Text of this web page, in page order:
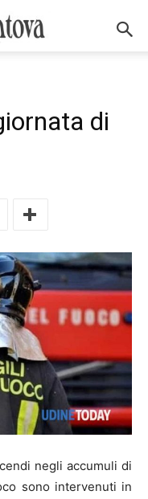
di
negli accumuli di
sono intervenuti in